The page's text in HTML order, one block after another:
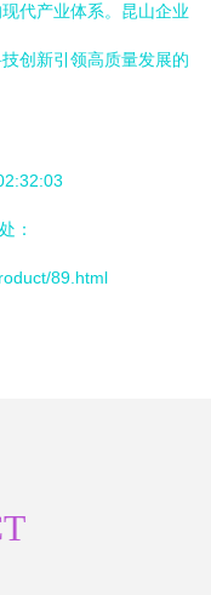
代产业体系。昆山企业
创新引领高质量发展的
：
89.html